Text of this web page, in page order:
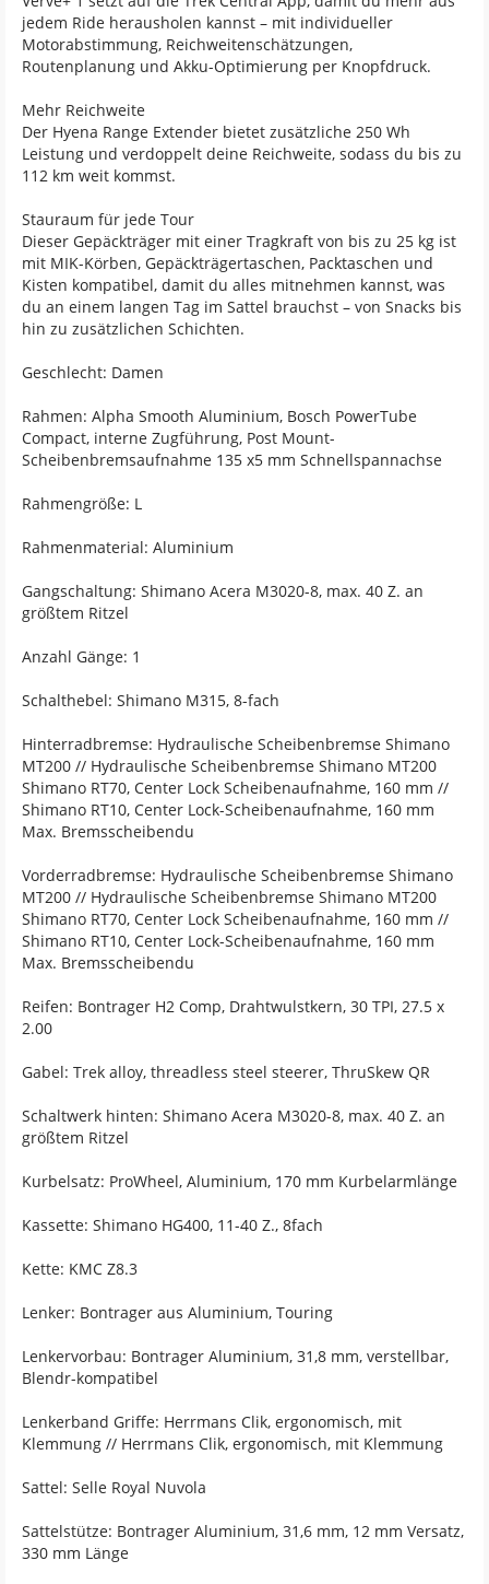
jedem Ride herausholen kannst – mit individueller
Motorabstimmung, Reichweitenschätzungen,
Routenplanung und Akku-Optimierung per Knopfdruck.
Mehr Reichweite
Der Hyena Range Extender bietet zusätzliche 250 Wh
Leistung und verdoppelt deine Reichweite, sodass du bis zu
112 km weit kommst.
Stauraum für jede Tour
Dieser Gepäckträger mit einer Tragkraft von bis zu 25 kg ist
mit MIK-Körben, Gepäckträgertaschen, Packtaschen und
Kisten kompatibel, damit du alles mitnehmen kannst, was
du an einem langen Tag im Sattel brauchst – von Snacks bis
hin zu zusätzlichen Schichten.
Geschlecht: Damen
Rahmen: Alpha Smooth Aluminium, Bosch PowerTube
Compact, interne Zugführung, Post Mount-
Scheibenbremsaufnahme 135 x5 mm Schnellspannachse
Rahmengröße: L
Rahmenmaterial: Aluminium
Gangschaltung: Shimano Acera M3020-8, max. 40 Z. an
größtem Ritzel
Anzahl Gänge: 1
Schalthebel: Shimano M315, 8-fach
Hinterradbremse: Hydraulische Scheibenbremse Shimano
MT200 // Hydraulische Scheibenbremse Shimano MT200
Shimano RT70, Center Lock Scheibenaufnahme, 160 mm //
Shimano RT10, Center Lock-Scheibenaufnahme, 160 mm
Max. Bremsscheibendu
Vorderradbremse: Hydraulische Scheibenbremse Shimano
MT200 // Hydraulische Scheibenbremse Shimano MT200
Shimano RT70, Center Lock Scheibenaufnahme, 160 mm //
Shimano RT10, Center Lock-Scheibenaufnahme, 160 mm
Max. Bremsscheibendu
Reifen: Bontrager H2 Comp, Drahtwulstkern, 30 TPI, 27.5 x
2.00
Gabel: Trek alloy, threadless steel steerer, ThruSkew QR
Schaltwerk hinten: Shimano Acera M3020-8, max. 40 Z. an
größtem Ritzel
Kurbelsatz: ProWheel, Aluminium, 170 mm Kurbelarmlänge
Kassette: Shimano HG400, 11-40 Z., 8fach
Kette: KMC Z8.3
Lenker: Bontrager aus Aluminium, Touring
Lenkervorbau: Bontrager Aluminium, 31,8 mm, verstellbar,
Blendr-kompatibel
Lenkerband Griffe: Herrmans Clik, ergonomisch, mit
Klemmung // Herrmans Clik, ergonomisch, mit Klemmung
Sattel: Selle Royal Nuvola
Sattelstütze: Bontrager Aluminium, 31,6 mm, 12 mm Versatz,
330 mm Länge